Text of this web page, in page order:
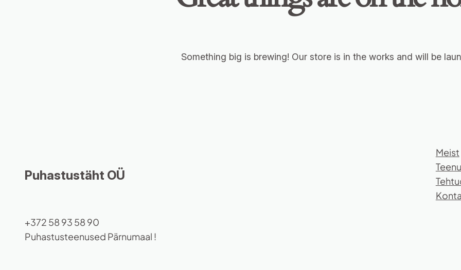
Something big is brewing! Our store is in the works and will be
Puhastustäht OÜ
+372 58 93 58 90
Puhastusteenused Pärnumaal !
Meist